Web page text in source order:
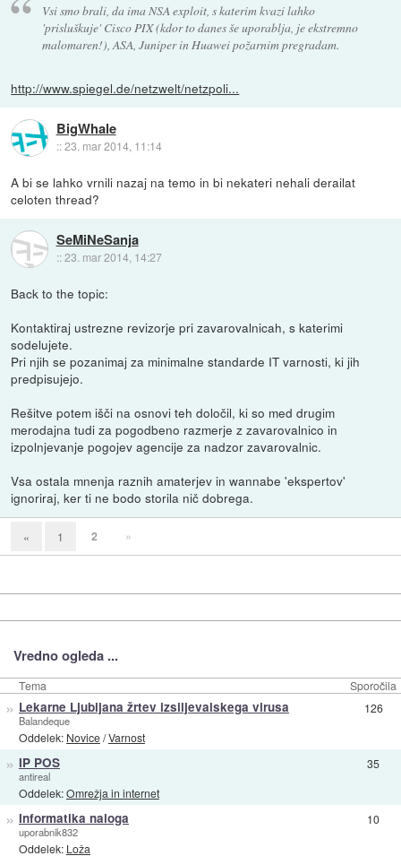
Vsi smo brali, da ima NSA exploit, s katerim kvazi lahko
'prisluškuje' Cisco PIX (kdor to danes še uporablja, je ekstremno
malomaren!), ASA, Juniper in Huawei požarnim pregradam.
http://www.spiegel.de/netzwelt/netzpoli...
BigWhale
::23. mar 2014, 11:14
A bi se lahko vrnili nazaj na temo in bi nekateri nehali derailat
celoten thread?
SeMiNeSanja
::23. mar 2014, 14:27
Back to the topic:
Kontaktiraj ustrezne revizorje pri zavarovalnicah, s katerimi
sodelujete.
Pri njih se pozanimaj za minimalne standarde IT varnosti, ki jih
predpisujejo.
Rešitve potem išči na osnovi teh določil, ki so med drugim
merodajna tudi za pogodbeno razmerje z zavarovalnico in
izpolnjevanje pogojev agencije za nadzor zavarovalnic.
Vsa ostala mnenja raznih amaterjev in wannabe 'ekspertov'
ignoriraj, ker ti ne bodo storila nič dobrega.
« 1 2 »
Vredno ogleda ...
Tema Sporočila
» Lekarne Ljubljana žrtev izsiljevalskega virusa
Balandeque
Oddelek: Novice/Varnost
126
» IP POS
antireal
Oddelek:Omrežja in internet
35
» Informatika naloga
uporabnik832
Oddelek: Loža
10